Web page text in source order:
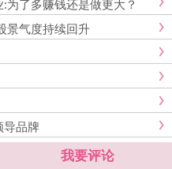
为了多赚钱还是做更大？
景气度持续回升
导品牌
我要评论